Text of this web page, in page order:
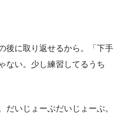
後に取り返せるから。「下手
ない。少し練習してるうち
だいじょーぶだいじょーぶ。